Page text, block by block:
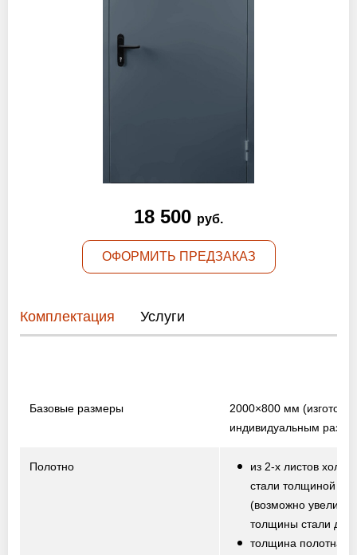
Закажите звонок
Балашиха и вся область!
Работаем без выходных!
18 500 руб.
ОФОРМИТЬ ПРЕДЗАКАЗ
Комплектация Услуги
Базовые размеры 2000×800 мм
индивидуальным
Полотно
из 2-х листов
стали толщиной
(возможно
толщины стали до
толщина полотна